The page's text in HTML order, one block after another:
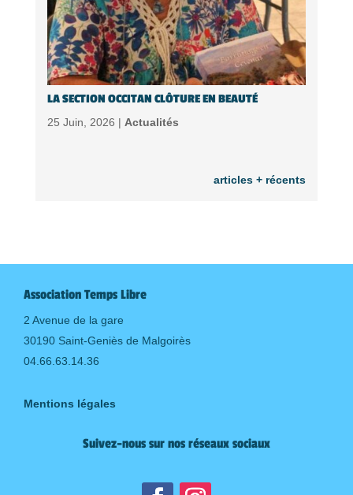
LA SECTION OCCITAN CLÔTURE EN BEAUTÉ
25 Juin, 2026 | Actualités
articles + récents
Association Temps Libre
2 Avenue de la gare
30190 Saint-Geniès de Malgoirès
04.66.63.14.36
Mentions légales
Suivez-nous sur nos réseaux sociaux